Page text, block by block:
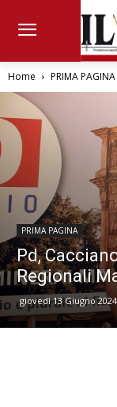
Home PRIMA PAGINA
PRIMA PAGINA
Pd,
Regionali
giovedì 13 Giugno 2024